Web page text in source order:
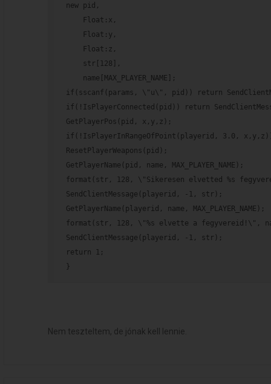
new pid,
Float:x,
Float:y,
Float:z,
str[128],
name[MAX_PLAYER_NAME];
if(sscanf(params, \"u\", pid)) return
if(!IsPlayerConnected(pid)) return
GetPlayerPos(pid, x,y,z);
if(!IsPlayerInRangeOfPoint(playerid, 3.0,
ResetPlayerWeapons(pid);
GetPlayerName(pid, name, MAX_PLAYER_NAME);
format(str, 128, \"Sikeresen elvetted %s
SendClientMessage(playerid, -1, str);
GetPlayerName(playerid, name, MAX_PLAYER_NAME);
format(str, 128, \"%s elvette a fegyvereid!\",
SendClientMessage(playerid, -1, str);
return 1;
}
Nem teszteltem, de jónak kell lennie.